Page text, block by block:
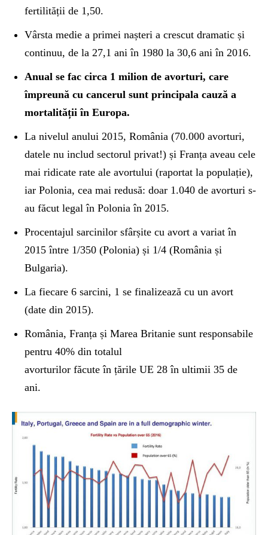
fertilității de 1,50.
Vârsta medie a primei nașteri a crescut dramatic și
continuu, de la 27,1 ani în 1980 la 30,6 ani în 2016.
Anual se fac circa 1 milion de avorturi, care
împreună cu cancerul sunt principala cauză a
mortalității în Europa.
La nivelul anului 2015, România (70.000 avorturi,
datele nu includ sectorul privat!) și Franța aveau cele
mai ridicate rate ale avortului (raportat la populație),
iar Polonia, cea mai redusă: doar 1.040 de avorturi s-
au făcut legal în Polonia în 2015.
Procentajul sarcinilor sfârșite cu avort a variat în
2015 între 1/350 (Polonia) și 1/4 (România și
Bulgaria).
La fiecare 6 sarcini, 1 se finalizează cu un avort
(date din 2015).
România, Franța și Marea Britanie sunt responsabile
pentru 40% din totalul
avorturilor făcute în țările UE 28 în ultimii 35 de
ani.